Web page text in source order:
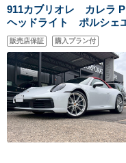
911カブリオレ カレラ
ヘッドライト ポルシェ
付きパワーシート ボル
ヒーター 新車取説 保
販売店保証 購入プラン付